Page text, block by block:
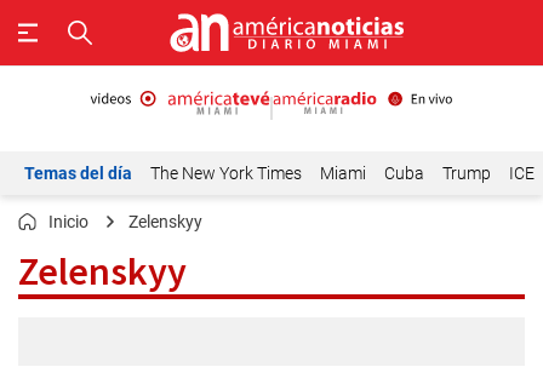
Temas del día The New York Times Miami Cuba Trump ICE
Inicio Zelenskyy
Zelenskyy